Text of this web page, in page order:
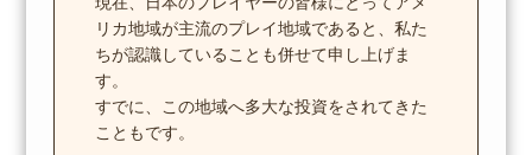
リカ地域が主流のプレイ地域であると、私た
ちが認識していることも併せて申し上げま
す。
すでに、この地域へ多大な投資をされてきた
こともです。